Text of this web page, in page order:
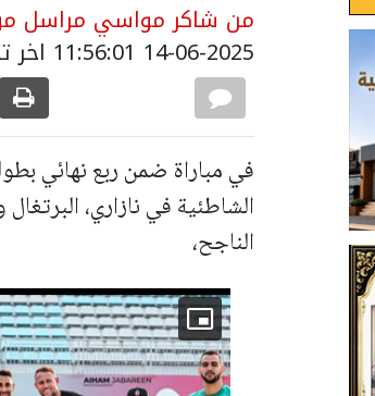
من شاكر مواسي مراسل
14-06-2025 11:56:01 اخر
الشاطئية في نازاري،
الناجح،